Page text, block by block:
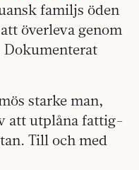
familjs öden
överleva genom
starke man,
att utplåna fattig­
Till och med